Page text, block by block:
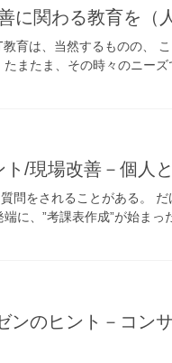
に関わる教育を（
育は、当然するものの、
またま、その時々のニー
ト/現場改善－個人
問をされることがある。
に、”考課表作成”が始ま